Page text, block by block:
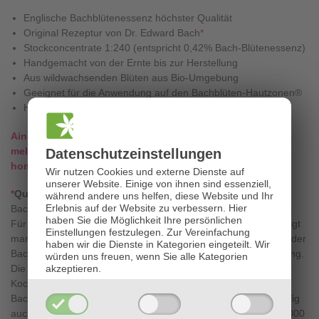
Datenschutz­einstellungen
Wir nutzen Cookies und externe Dienste auf
unserer Website. Einige von ihnen sind essenziell,
während andere uns helfen, diese Website und Ihr
Erlebnis auf der Website zu verbessern. Hier
haben Sie die Möglichkeit Ihre persönlichen
Einstellungen festzulegen. Zur Vereinfachung
haben wir die Dienste in Kategorien eingeteilt. Wir
würden uns freuen, wenn Sie alle Kategorien
akzeptieren.
Englische Bachblütenessenz höchster Qualität
Original Rezeptur von Dr. Edward Bach*
Stockconcentrate 1:240 (entspricht 0,42% Bach-Blütenessenz)
Handgemacht von der Ernte bis zur Herstellung
Aus wildwachsenden Blüten aus Bio-Umgebung
Geeignet für die Anwendung auf den Bachblüten-Hautzonen®
Hohe energetische Schwingung
Ainsworths-Bachblüten enthalten 417-mal
mehr
Blütenessenz als jene, die durch eine 5-fache
homöopathische Verdünnung hergestellt werden.
*Qualitätshinweis:
Bach-Blütenessenzen sind KEINE homöopathischen Heilmittel.
Für die Herstellung einer kraftvollen Bach-Blütenessenz benötigt
man vollreife Blüten der jeweils richtigen botanischen Gattung der
Bachblüten-Pflanze – gesammelt in einer natürlichen Umgebung.
Die Blüteninformationen werden mittels Sonnen- oder
Kochmethode in Quellwasser gespeichert. Da Blüten vieler
Bachblüten-Pflanzen rar sind, stellen Hersteller Essenzen häufig
auch homöopathisch mit der Potenz 5X her (Verhältnis 1:100.000